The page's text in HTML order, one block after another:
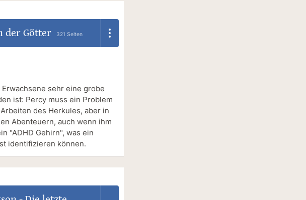
der Götter 321 Seiten
sehr eine grobe
ist: Percy muss ein Problem
des Herkules, aber in
Abenteuern, auch wenn ihm
"ADHD Gehirn", was ein
identifizieren können.